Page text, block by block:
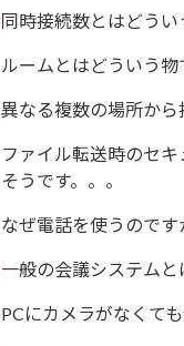
同時接続数とはどう
ルームとはどういう物
異なる複数の場所から
ファイル転送時のセ
そうです。。。
なぜ電話を使うのです
一般の会議システム
PCにカメラがなくて